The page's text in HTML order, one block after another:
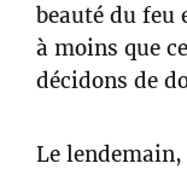
beauté du feu
à moins que
décidons de
Le